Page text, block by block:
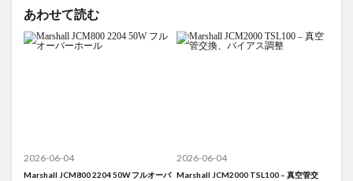
あわせて読む
2026-06-04
Marshall JCM800 2204 50W フルオーバ
2026-06-04
Marshall JCM2000 TSL100 – 真空管交